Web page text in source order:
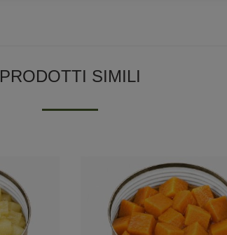
PRODOTTI SIMILI